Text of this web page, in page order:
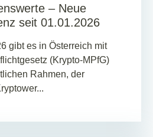
– Neue
seit 01.01.2026
gibt es in Österreich mit
(Krypto‑MPfG)
Rahmen, der